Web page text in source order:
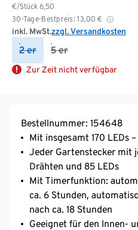
€/Stück 6,50
30-Tage-Bestpreis: 13,00 €
inkl. MwSt.zzgl. Versandkosten
2 er 5 er
Zur Zeit nicht verfügbar
Bestellnummer: 154648
Mit insgesamt 170 LEDs
Jeder Gartenstecker mit
Drähten und 85 LEDs
Mit Timerfunktion:
ca. 6 Stunden,
nach ca. 18 Stunden
Geeignet für den Innen-